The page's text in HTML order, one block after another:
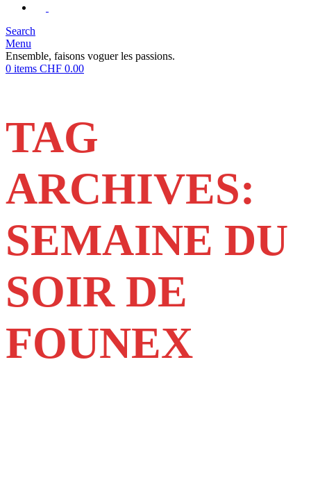
Search
Menu
Ensemble, faisons voguer les passions.
0 items CHF 0.00
TAG
ARCHIVES:
SEMAINE DU
SOIR DE
FOUNEX